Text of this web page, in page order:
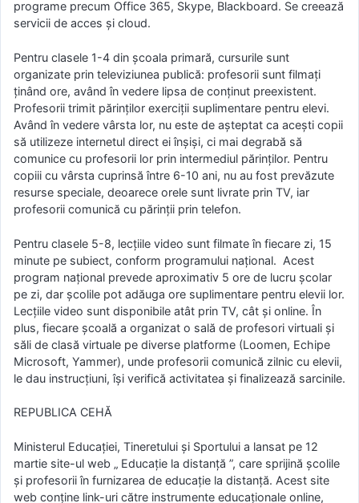
programe precum Office 365, Skype, Blackboard. Se creează
servicii de acces și cloud.
Pentru clasele 1-4 din școala primară, cursurile sunt
organizate prin televiziunea publică: profesorii sunt filmați
ținând ore, având în vedere lipsa de conținut preexistent.
Profesorii trimit părinților exerciții suplimentare pentru elevi.
Având în vedere vârsta lor, nu este de așteptat ca acești copii
să utilizeze internetul direct ei înșiși, ci mai degrabă să
comunice cu profesorii lor prin intermediul părinților. Pentru
copiii cu vârsta cuprinsă între 6-10 ani, nu au fost prevăzute
resurse speciale, deoarece orele sunt livrate prin TV, iar
profesorii comunică cu părinții prin telefon.
Pentru clasele 5-8, lecțiile video sunt filmate în fiecare zi, 15
minute pe subiect, conform programului național. Acest
program național prevede aproximativ 5 ore de lucru școlar
pe zi, dar școlile pot adăuga ore suplimentare pentru elevii lor.
Lecțiile video sunt disponibile atât prin TV, cât și online. În
plus, fiecare școală a organizat o sală de profesori virtuali și
săli de clasă virtuale pe diverse platforme (Loomen, Echipe
Microsoft, Yammer), unde profesorii comunică zilnic cu elevii,
le dau instrucțiuni, își verifică activitatea și finalizează sarcinile.
REPUBLICA CEHĂ
Ministerul Educației, Tineretului și Sportului a lansat pe 12
martie site-ul web „ Educație la distanță ”, care sprijină școlile
și profesorii în furnizarea de educație la distanță. Acest site
web conține link-uri către instrumente educaționale online,